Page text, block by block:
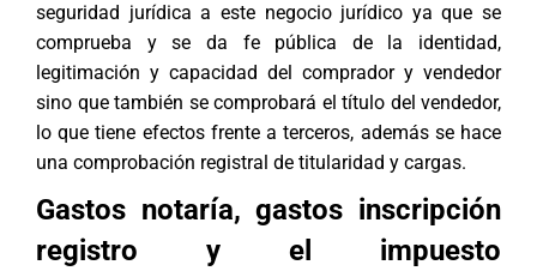
seguridad jurídica a este negocio jurídico ya que se
comprueba y se da fe pública de la identidad,
legitimación y capacidad del comprador y vendedor
sino que también se comprobará el título del vendedor,
lo que tiene efectos frente a terceros, además se hace
una comprobación registral de titularidad y cargas.
Gastos notaría, gastos inscripción
registro y el impuesto